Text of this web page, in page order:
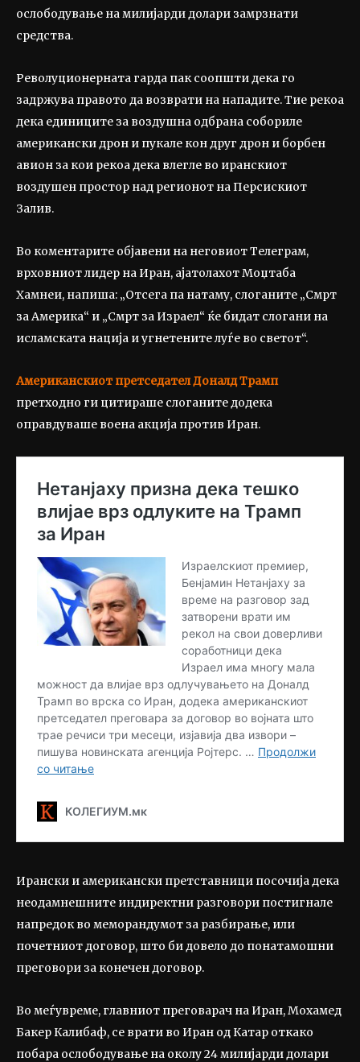
ослободување на милијарди долари замрзнати
средства.
Револуционерната гарда пак соопшти дека го
задржува правото да возврати на нападите. Тие рекоа
дека единиците за воздушна одбрана собориле
американски дрон и пукале кон друг дрон и борбен
авион за кои рекоа дека влегле во иранскиот
воздушен простор над регионот на Персискиот
Залив.
Во коментарите објавени на неговиот Телеграм,
врховниот лидер на Иран, ајатолахот Моџтаба
Хамнеи, напиша: „Отсега па натаму, слоганите „Смрт
за Америка“ и „Смрт за Израел“ ќе бидат слогани на
исламската нација и угнетените луѓе во светот“.
Американскиот претседател Доналд Трамп
претходно ги цитираше слоганите додека
оправдуваше воена акција против Иран.
Ирански и американски претставници посочија дека
неодамнешните индиректни разговори постигнале
напредок во меморандумот за разбирање, или
почетниот договор, што би довело до понатамошни
преговори за конечен договор.
Во меѓувреме, главниот преговарач на Иран, Мохамед
Бакер Калибаф, се врати во Иран од Катар откако
побара ослободување на околу 24 милијарди долари